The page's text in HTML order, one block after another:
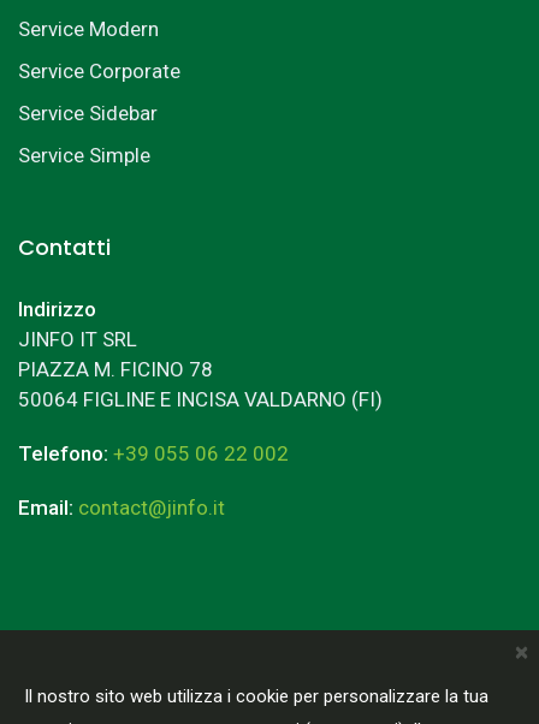
×
Il nostro sito web utilizza i cookie per personalizzare la tua
Service Modern
Service Corporate
Service Sidebar
Service Simple
Contatti
Indirizzo
JINFO IT SRL
PIAZZA M. FICINO 78
50064 FIGLINE E INCISA VALDARNO (FI)
Telefono: +39 055 06 22 002
Email: contact@jinfo.it